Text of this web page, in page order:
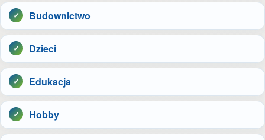
Budownictwo
Dzieci
Edukacja
Hobby